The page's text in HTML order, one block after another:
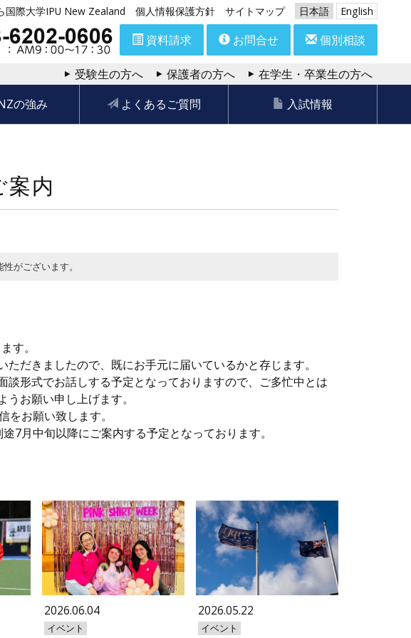
国際大学IPU New Zealand 個人情報保護方針 サイトマップ 日本語 English
資料請求 お問合せ 個別相談
受験生の方へ 保護者の方へ
在学生・卒業生の方へ
の強み よくあるご質問 入試情報
内
がございます。
す。
ただきましたので、既にお手元に届いているかと存じます。
談形式でお話しする予定となっておりますので、ご多忙中とは
お願い申し上げます。
をお願い致します。
途7月中旬以降にご案内する予定となっております。
2026.06.04
イベント
2026.05.22
イベント